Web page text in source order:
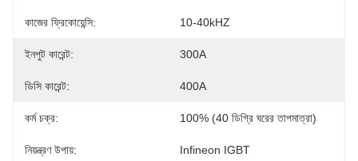
কাজের ফ্রিকোয়েন্সি: 10-40kHZ
ইনপুট কারেন্ট: 300A
ডিসি কারেন্ট: 400A
কর্ম চক্র: 100% (40 ডিগ্রি ঘরের তাপমাত্রা)
নিয়ন্ত্রণ উপায়: Infineon IGBT